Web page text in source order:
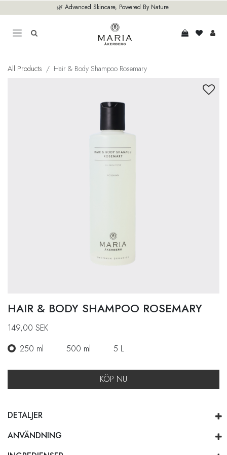
🌿 Advanced Skincare, Powered By Nature
All Products Hair & Body Shampoo Rosemary
HAIR & BODY SHAMPOO ROSEMARY
149,00 SEK
250 ml
500 ml 5 L
KÖP NU
DETALJER
ANVÄNDNING